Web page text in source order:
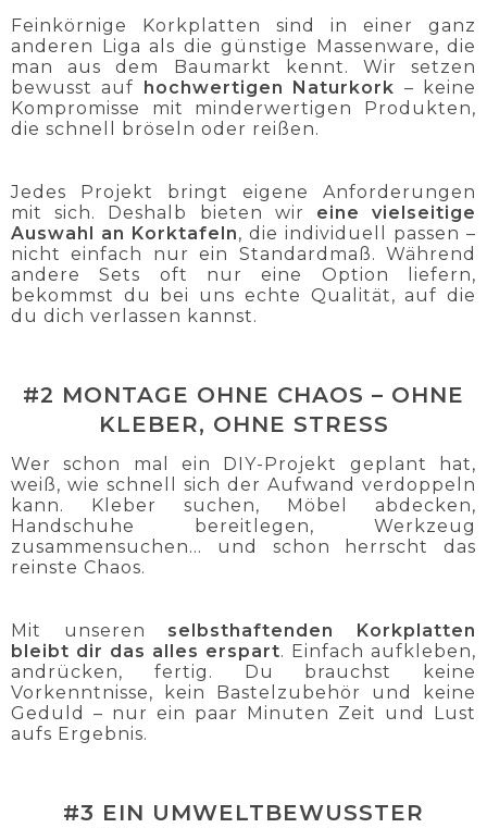
Feinkörnige Korkplatten sind in einer ganz
anderen Liga als die günstige Massenware, die
man aus dem Baumarkt kennt. Wir setzen
bewusst auf
hochwertigen Naturkork – keine
Kompromisse mit minderwertigen Produkten,
die schnell bröseln oder reißen.
Jedes Projekt bringt eigene Anforderungen
mit sich. Deshalb bieten wir eine vielseitige
Auswahl an Korktafeln, die individuell passen –
nicht einfach nur ein Standardmaß. Während
andere Sets oft nur eine Option liefern,
bekommst du bei uns echte Qualität, auf die
du dich verlassen kannst.
#2 MONTAGE OHNE CHAOS – OHNE
KLEBER, OHNE STRESS
Wer schon mal ein DIY-Projekt geplant hat,
weiß, wie schnell sich der Aufwand verdoppeln
kann. Kleber suchen, Möbel abdecken,
Handschuhe bereitlegen, Werkzeug
zusammensuchen… und schon herrscht das
reinste Chaos.
Mit unseren selbsthaftenden Korkplatten
bleibt dir das alles erspart. Einfach aufkleben,
andrücken, fertig. Du brauchst keine
Vorkenntnisse, kein Bastelzubehör und keine
Geduld – nur ein paar Minuten Zeit und Lust
aufs Ergebnis.
#3 EIN UMWELTBEWUSSTER